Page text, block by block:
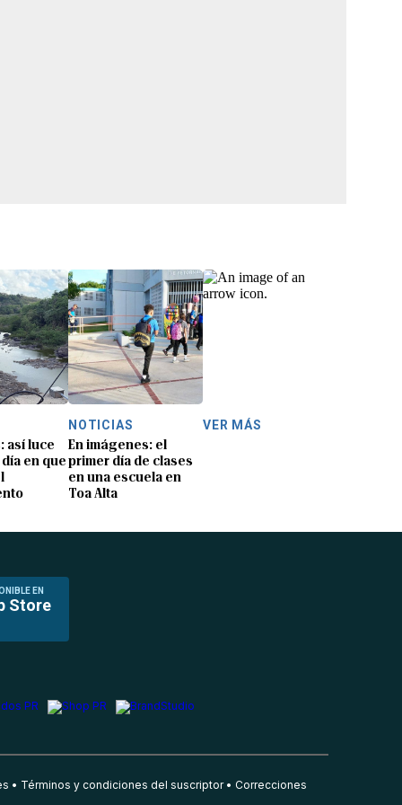
así luce
en que
NOTICIAS
En imágenes: el
primer día de clases
en una escuela en
Toa Alta
VER MÁS
EN
Store
Términos y condiciones del suscriptor Correcciones